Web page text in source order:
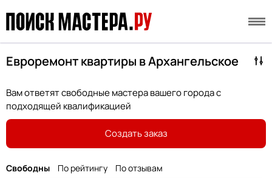
Евроремонт квартиры в Архангельское
Вам ответят свободные мастера вашего города с
подходящей квалификацией
Создать заказ
Свободны По рейтингу По отзывам